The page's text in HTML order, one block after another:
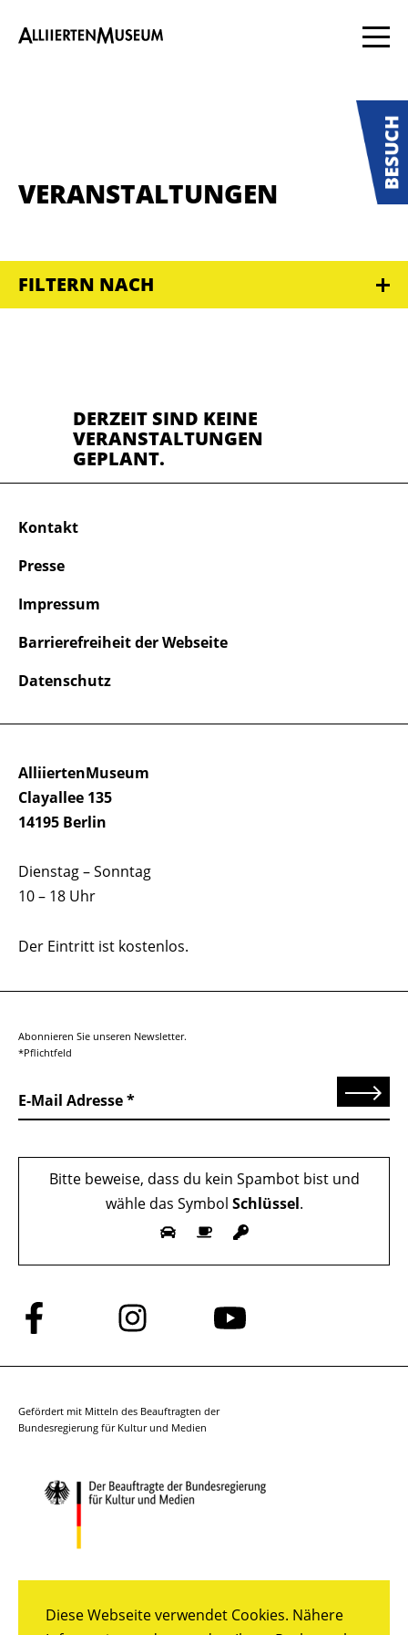
Diese Webseite verwendet Cookies. Nähere
VERANSTALTUNGEN
FILTERN NACH
DERZEIT SIND KEINE
VERANSTALTUNGEN
GEPLANT.
AlliiertenMuseum
Clayallee 135
14195 Berlin
Dienstag – Sonntag
10 – 18 Uhr
Der Eintritt ist kostenlos.
Kontakt
Presse
Impressum
Barrierefreiheit der Webseite
Datenschutz
Abonnieren Sie unseren Newsletter.
*Pflichtfeld
E-Mail Adresse Senden
Bitte beweise, dass du kein Spambot bist und
wähle das Symbol Schlüssel.
Folge
uns
auf
Folge
uns
auf
Folge
auf
Gefördert mit Mitteln des Beauftragten der
Bundesregierung für Kultur und Medien